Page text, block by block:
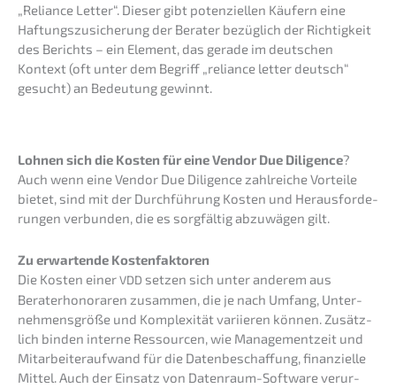
„Reliance Letter“. Dieser gibt poten­zi­el­len Käufern eine
Haftungs­zu­si­che­rung der Berater bezüg­lich der Richtig­keit
des Berichts – ein Element, das gerade im deutschen
Kontext (oft unter dem Begriff „reliance letter deutsch“
gesucht) an Bedeu­tung gewinnt.
Lohnen sich die Kosten für eine Vendor Due Diligence?
Auch wenn eine Vendor Due Diligence zahlrei­che Vortei­le
bietet, sind mit der Durch­füh­rung Kosten und Heraus­for­de­
run­gen verbun­den, die es sorgfäl­tig abzuwä­gen gilt.
Zu erwar­ten­de Kostenfaktoren
Die Kosten einerVDD setzen sich unter anderem aus
Berater­ho­no­ra­ren zusam­men, die je nach Umfang, Unter­
neh­mens­grö­ße und Komple­xi­tät variie­ren können. Zusätz­
lich binden inter­ne Ressour­cen, wie Manage­m­ent­zeit und
Mitar­bei­ter­auf­wand für die Daten­be­schaf­fung, finan­zi­el­le
Mittel. Auch der Einsatz von Daten­raum-Software verur­